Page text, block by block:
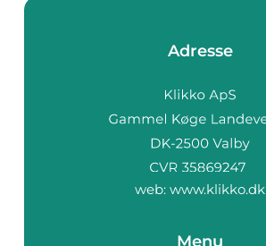
Adresse
web: www.klikko.dk
Menu